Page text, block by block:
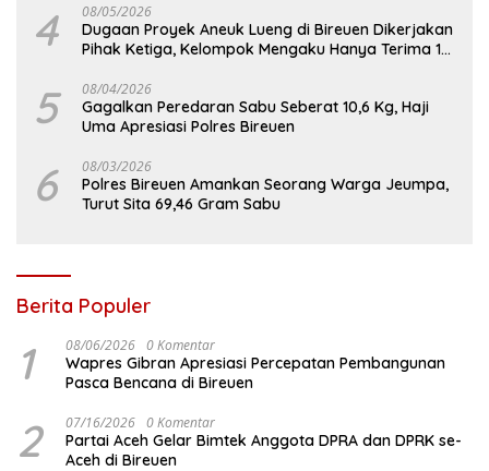
4 08/05/2026
Dugaan Proyek Aneuk Lueng di Bireuen Dikerjakan
Pihak Ketiga, Kelompok Mengaku Hanya Terima 10
5 08/04/2026
Gagalkan Peredaran Sabu Seberat 10,6 Kg, Haji
Uma Apresiasi Polres Bireuen
6 08/03/2026
Polres Bireuen Amankan Seorang Warga Jeumpa,
Turut Sita 69,46 Gram Sabu
Berita Populer
1 08/06/2026 0 Komentar
Wapres Gibran Apresiasi Percepatan Pembangunan
Pasca Bencana di Bireuen
2 07/16/2026 0 Komentar
Partai Aceh Gelar Bimtek Anggota DPRA dan DPRK se-
Aceh di Bireuen